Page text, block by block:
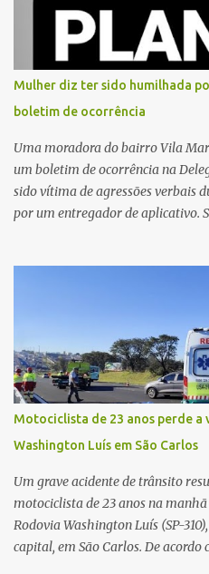
três pessoas foram baleadas e
foram divulgadas informações
feridos. Equipes da Polícia Militar
ocorrência e isolaram a área
última atualização, nenhum
Civil investigará a motivação da
circunstâncias do crime. A
Mulher diz ter sido humilhada
boletim de ocorrência
Uma moradora do bairro Vila
um boletim de ocorrência na
sido vítima de agressões verbais
por um entregador de aplicativo.
proximidades. Ainda conforme
que, ao receber a entrega, voltou
baixo calão e insultos. Ela
sozinha e que se sentiu
situação. Fonte: São Carlos Agora
Motociclista de 23 anos perde a
Washington Luís em São Carlos
Um grave acidente de trânsito
motociclista de 23 anos na
Rodovia Washington Luís (SP-
capital, em São Carlos. De